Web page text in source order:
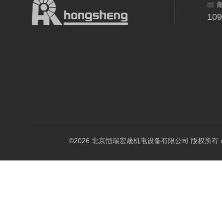
©2026 北京恒瑞宏晟机电设备有限公司 版权所有